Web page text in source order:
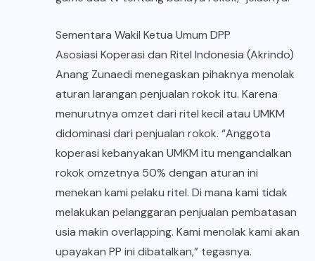
Sementara Wakil Ketua Umum DPP
Asosiasi Koperasi dan Ritel Indonesia (Akrindo)
Anang Zunaedi menegaskan pihaknya menolak
aturan larangan penjualan rokok itu. Karena
menurutnya omzet dari ritel kecil atau UMKM
didominasi dari penjualan rokok. “Anggota
koperasi kebanyakan UMKM itu mengandalkan
rokok omzetnya 50% dengan aturan ini
menekan kami pelaku ritel. Di mana kami tidak
melakukan pelanggaran penjualan pembatasan
usia makin overlapping. Kami menolak kami akan
upayakan PP ini dibatalkan,” tegasnya.